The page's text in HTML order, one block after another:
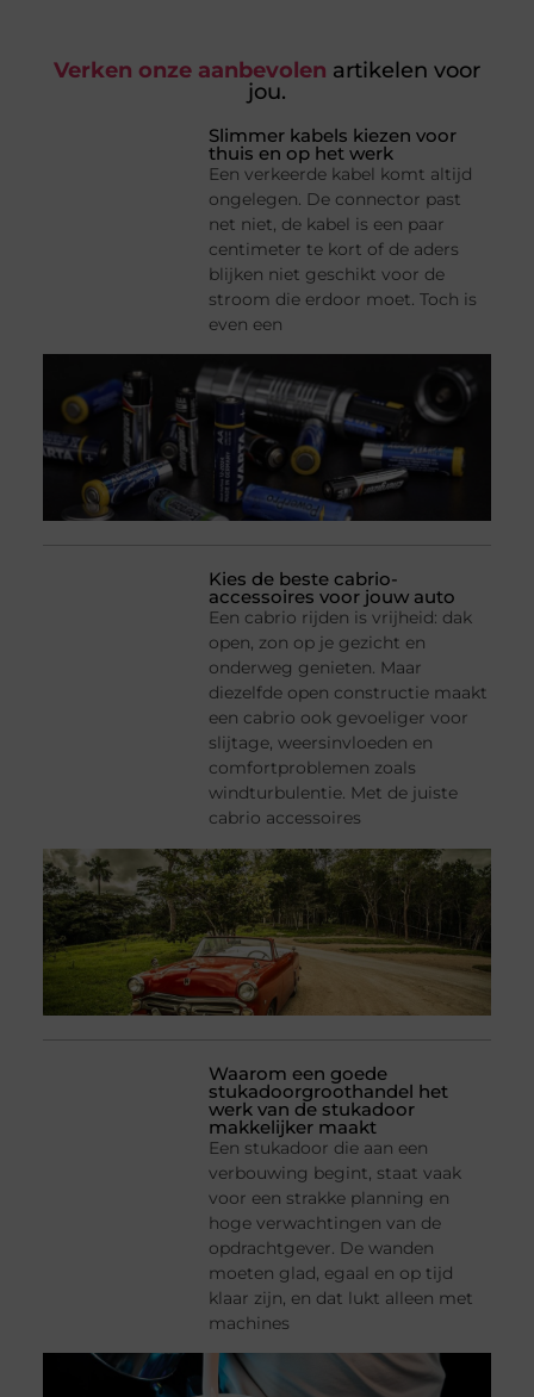
Verken onze aanbevolen artikelen voor
jou.
Slimmer kabels kiezen voor
thuis en op het werk
Een verkeerde kabel komt altijd
ongelegen. De connector past
net niet, de kabel is een paar
centimeter te kort of de aders
blijken niet geschikt voor de
stroom die erdoor moet. Toch is
even een
Kies de beste cabrio-
accessoires voor jouw auto
Een cabrio rijden is vrijheid: dak
open, zon op je gezicht en
onderweg genieten. Maar
diezelfde open constructie maakt
een cabrio ook gevoeliger voor
slijtage, weersinvloeden en
comfortproblemen zoals
windturbulentie. Met de juiste
cabrio accessoires
Waarom een goede
stukadoorgroothandel het
werk van de stukadoor
makkelijker maakt
Een stukadoor die aan een
verbouwing begint, staat vaak
voor een strakke planning en
hoge verwachtingen van de
opdrachtgever. De wanden
moeten glad, egaal en op tijd
klaar zijn, en dat lukt alleen met
machines